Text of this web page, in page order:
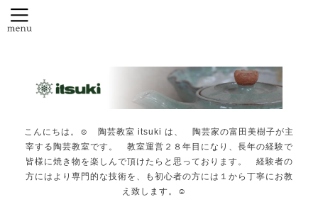
こんにちは。☺️ 陶芸教室 itsuki は、 陶芸家の富田美樹子が主
宰する陶芸教室です。 教室運営２８年目になり、長年の経験で
皆様に焼き物を楽しんで頂けたらと思っております。 経験者の
方にはより専門的な技術を、も初心者の方には１から丁寧にお教
え致します。☺️